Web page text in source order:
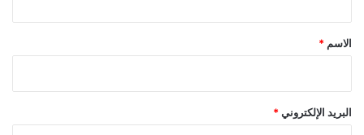
*
الاسم *
البريد الإلكتروني *